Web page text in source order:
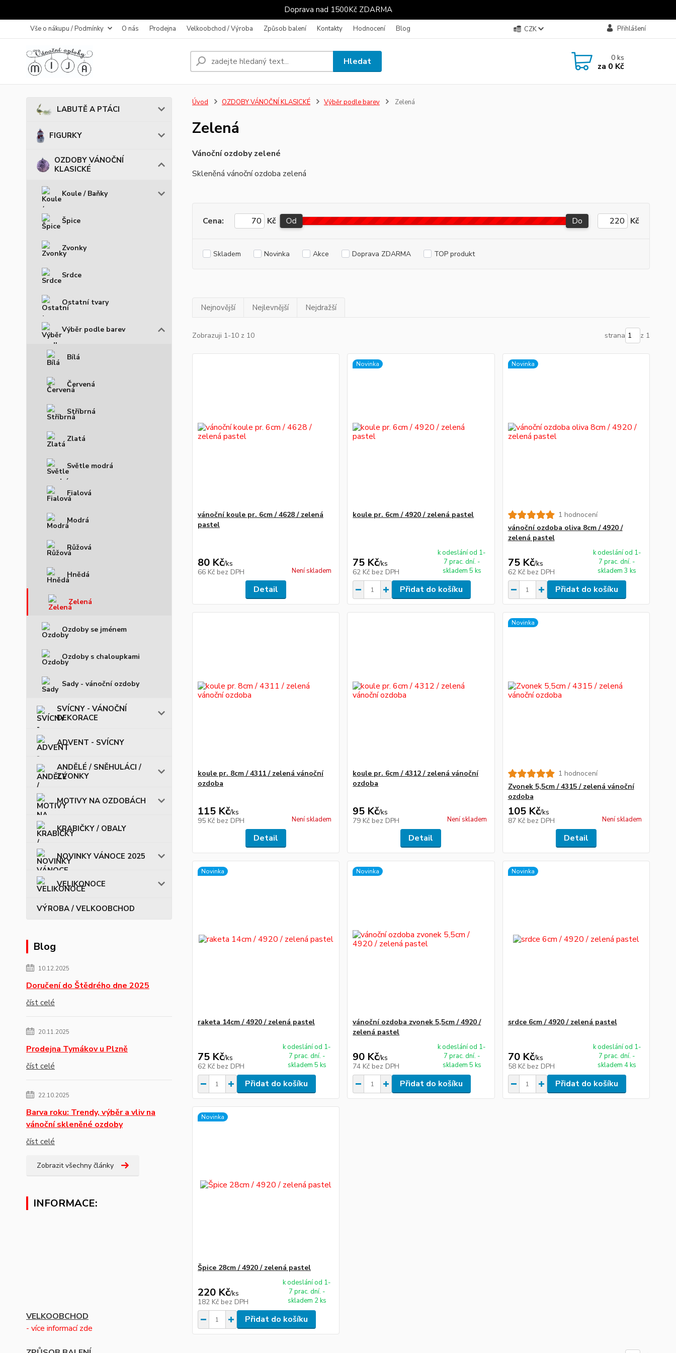
Doprava nad 1500Kč ZDARMA
Vše o nákupu / Podmínky O nás Prodejna Velkoobchod / Výroba Způsob balení Kontakty Hodnocení Blog CZK Přihlášení
Hledat 0ks
za 0 Kč
LABUTĚ A PTÁCI
FIGURKY
OZDOBY VÁNOČNÍ
KLASICKÉ
Koule / Baňky
Špice
Zvonky
Srdce
Ostatní tvary
Výběr podle barev
Bílá
Červená
Stříbrná
Zlatá
Světle modrá
Fialová
Modrá
Růžová
Hnědá
Zelená
Ozdoby se jménem
Ozdoby s chaloupkami
Sady - vánoční ozdoby
SVÍCNY - VÁNOČNÍ
DEKORACE
ADVENT - SVÍCNY
ANDĚLÉ / SNĚHULÁCI /
ZVONKY
MOTIVY NA OZDOBÁCH
KRABIČKY / OBALY
NOVINKY VÁNOCE 2025
VELIKONOCE
VÝROBA / VELKOOBCHOD
Blog
10.12.2025
Doručení do Štědrého dne 2025
číst celé
20.11.2025
Prodejna Tymákov u Plzně
číst celé
22.10.2025
Barva roku: Trendy, výběr a vliv na
vánoční skleněné ozdoby
číst celé
Zobrazit všechny články
INFORMACE:
VELKOOBCHOD
- více informací zde
Úvod OZDOBY VÁNOČNÍ KLASICKÉ Výběr podle barev Zelená
Zelená
Vánoční ozdoby zelené
Skleněná vánoční ozdoba zelená
Cena: Kč Od Do Kč
Skladem Novinka Akce Doprava ZDARMA TOP produkt
Nejnovější Nejlevnější Nejdražší
Zobrazuji 1-10 z 10 strana z 1
vánoční koule pr. 6cm / 4628 / zelená
pastel
80 Kč/ks
66 Kč bez DPH Není skladem
Detail
Novinka
koule pr. 6cm / 4920 / zelená pastel
75 Kč/ks
62 Kč bez DPH
k odeslání od 1-
7 prac. dní. -
skladem 5 ks
Přidat do košíku
Novinka
1 hodnocení
vánoční ozdoba oliva 8cm / 4920 /
zelená pastel
75 Kč/ks
62 Kč bez DPH
k odeslání od 1-
7 prac. dní. -
skladem 3 ks
Přidat do košíku
koule pr. 8cm / 4311 / zelená vánoční
ozdoba
115 Kč/ks
95 Kč bez DPH Není skladem
Detail
koule pr. 6cm / 4312 / zelená vánoční
ozdoba
95 Kč/ks
79 Kč bez DPH Není skladem
Detail
Novinka
1 hodnocení
Zvonek 5,5cm / 4315 / zelená vánoční
ozdoba
105 Kč/ks
87 Kč bez DPH Není skladem
Detail
Novinka
raketa 14cm / 4920 / zelená pastel
75 Kč/ks
62 Kč bez DPH
k odeslání od 1-
7 prac. dní. -
skladem 5 ks
Přidat do košíku
Novinka
vánoční ozdoba zvonek 5,5cm / 4920 /
zelená pastel
90 Kč/ks
74 Kč bez DPH
k odeslání od 1-
7 prac. dní. -
skladem 5 ks
Přidat do košíku
Novinka
srdce 6cm / 4920 / zelená pastel
70 Kč/ks
58 Kč bez DPH
k odeslání od 1-
7 prac. dní. -
skladem 4 ks
Přidat do košíku
Novinka
Špice 28cm / 4920 / zelená pastel
220 Kč/ks
182 Kč bez DPH
k odeslání od 1-
7 prac. dní. -
skladem 2 ks
Přidat do košíku